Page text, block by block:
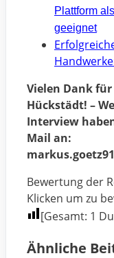
Plattform
geeignet
Vielen Dank
Hückstädt! –
Interview
Mail an:
Bewertung der
Klicken um zu
[Gesamt: 1
Ähnliche